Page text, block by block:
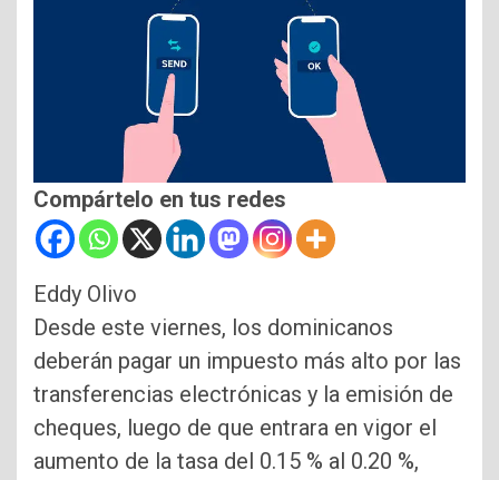
Compártelo en tus redes
Eddy Olivo
Desde este viernes, los dominicanos
deberán pagar un impuesto más alto por las
transferencias electrónicas y la emisión de
cheques, luego de que entrara en vigor el
aumento de la tasa del 0.15 % al 0.20 %,